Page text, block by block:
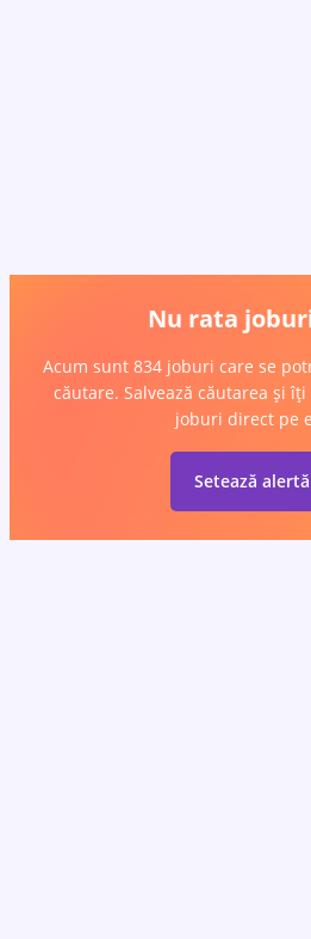
Nu rata
Acum sunt 834 joburi care se
căutare. Salvează căutarea și
joburi direct pe
Setează